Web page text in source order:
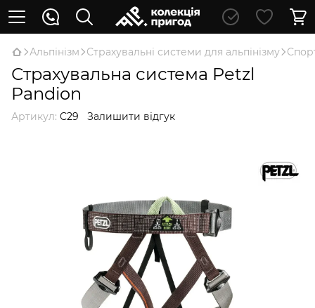
Альпінізм Страхувальні системи для альпінізму
Страхувальна система Petzl
Pandion
Артикул: C29 Залишити відгук